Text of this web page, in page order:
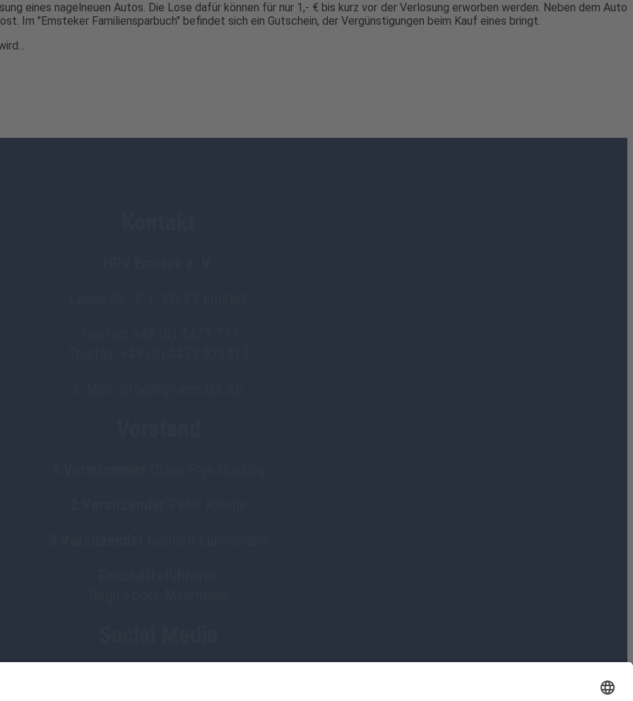
eines nagelneuen Autos. Die Lose dafür können für nur 1,- € bis kurz vor der Verlosung erworben werden. Neben dem Auto
Im "Emsteker Familiensparbuch" befindet sich ein Gutschein, der Vergünstigungen beim Kauf eines bringt.